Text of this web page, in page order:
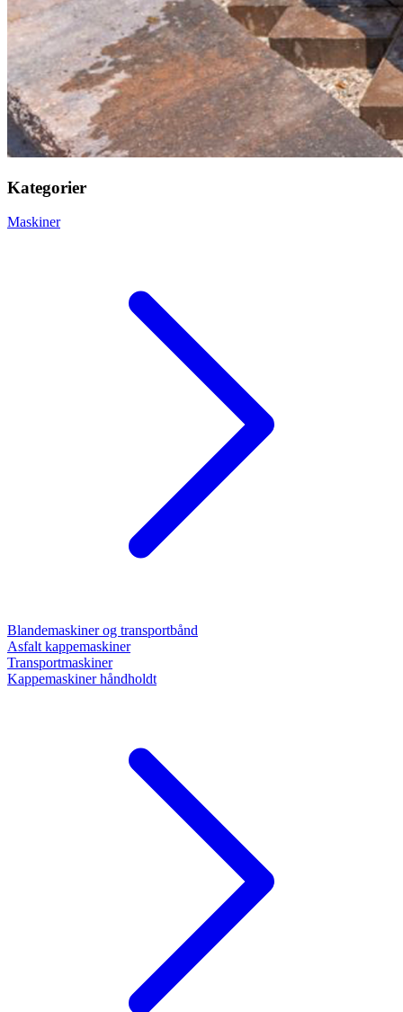
Kategorier
Maskiner
Blandemaskiner og transportbånd
Asfalt kappemaskiner
Transportmaskiner
Kappemaskiner håndholdt